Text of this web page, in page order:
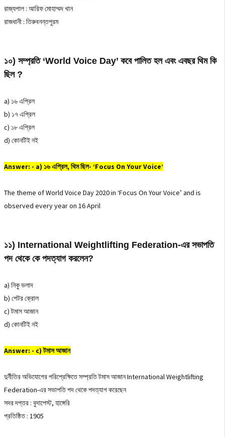
রাজ্যপাল : আরিফ মোহাম্মদ খান
রাজধানী : তিরুবনন্তপুরম
১০) সম্প্রতি ‘World Voice Day’ কবে পালিত হল এবং এবছর থিম কি
ছিল ?
a) ১৬ এপ্রিল
b) ১৭ এপ্রিল
c) ১৮ এপ্রিল
d) কোনটিই নই
Answer: - a) ১৬ এপ্রিল, থিম ছিল- ‘Focus On Your Voice’
The theme of World Voice Day 2020 in ‘Focus On Your Voice’ and is
observed every year on 16 April
১১) International Weightlifting Federation-এর সভাপতি
পদ থেকে কে পদত্যাগ করলেন?
a) নিকু ভলাদ
b) পেটর ক্রোল
c) টমাস আজান
d) কোনটিই নই
Answer: - c) টমাস আজান
দুর্নীতির অভিযোগের পরিপ্রেক্ষিতে সম্প্রতি টমাস আজান International Weightlifting
Federation-এর সভাপতি পদ থেকে পদত্যাগ করেছেন
সদর দপ্তর : বুদাপেস্ট, হাঙ্গেরি
প্রতিষ্ঠিত : 1905